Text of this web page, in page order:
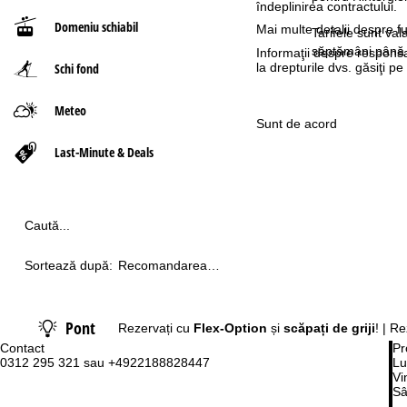
îndeplinirea contractului.
Mai multe detalii despre
Informaţii despre
la drepturile dvs. găsiţi
Sunt de acord
Contact
0312 295 321 sau +4922188828447
Domeniu schiabil
Schi fond
Meteo
Last-Minute & Deals
ă
Tarifele sunt
săptămâni
Caută...
Sortează după: Recomandarea
Pont Rezervați cu Flex-Option și scăpați de griji! |